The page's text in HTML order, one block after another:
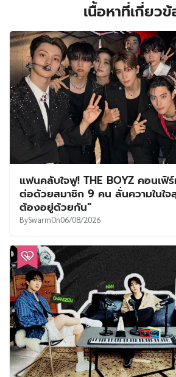
เนื้อหาที่เกี่ยว
แฟนคลับใจฟู! THE BOYZ คอนเฟิ
ต่อด้วยสมาชิก 9 คน ลั่นความในใจ
ต้องอยู่ด้วยกัน”
BySwarmOn06/08/2026